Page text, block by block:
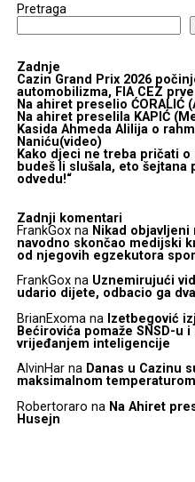
Pretraga
Zadnje
Cazin Grand Prix 2026
automobilizma, FIA CEZ
Na ahiret preselio ĆORALIĆ
Na ahiret preselila KAPIĆ
Kasida Ahmeda Alilija o
Naniću(video)
Kako djeci ne treba pričati o
budeš li slušala, eto šejtana
odvedu!“
Zadnji komentari
FrankGoxna Nikad
navodno skončao medijski
od njegovih egzekutora
FrankGoxna Uznemirujući
udario dijete, odbacio ga
BrianExomana Izetbegović
Bećirovića pomaže SNSD-u
vrijeđanjem inteligencije
AlvinHarna Danas u Cazinu
maksimalnom
Robertoraro na Na Ahiret
Husejn